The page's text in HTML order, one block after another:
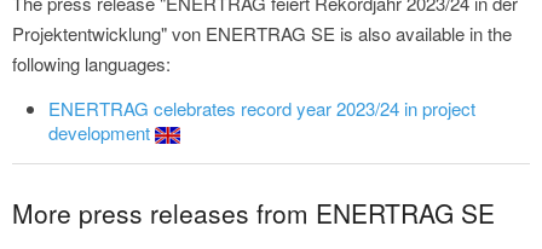
Projektentwicklung" von ENERTRAG SE is also available in the
following languages:
ENERTRAG celebrates record year 2023/24 in project
development
More press releases from ENERTRAG SE